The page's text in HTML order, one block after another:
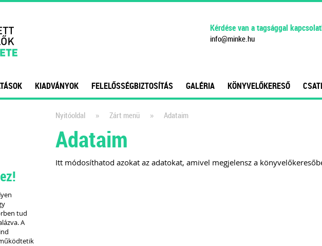
Kérdése van a tagsággal
info@minke.hu
KIADVÁNYOK FELELŐSSÉGBIZTOSÍTÁS GALÉRIA KÖNYVELŐKERESŐ
Nyitóoldal » Zárt menü » Adataim
Adataim
Itt módosíthatod azokat az adatokat, amivel megjelensz a
tud
A